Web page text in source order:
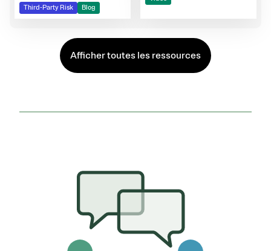
Gartner
Third-Party Risk Blog
Afficher toutes les ressources